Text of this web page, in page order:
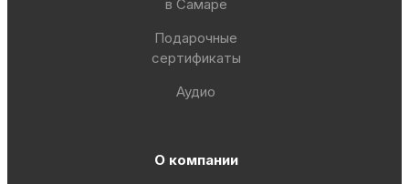
в Самаре
Подарочные
сертификаты
Аудио
О компании